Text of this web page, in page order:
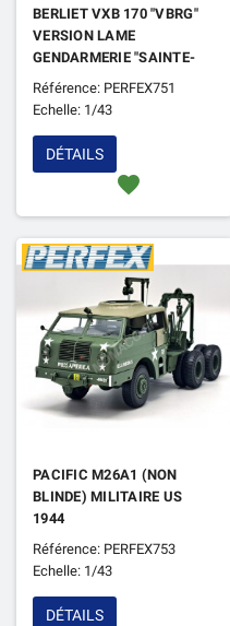
BERLIET VXB 170 "VBRG"
VERSION LAME
GENDARMERIE "SAINTE-
SOLINE" AVEC 1 FIGURINE
(EPUISE)
Référence: PERFEX751
Echelle: 1/43
favorite
DÉTAILS
PACIFIC M26A1 (NON
BLINDE) MILITAIRE US
1944
Référence: PERFEX753
Echelle: 1/43
DÉTAILS